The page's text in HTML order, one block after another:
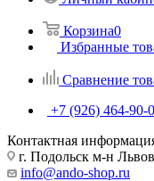
Корзина0
Избранные
Сравнение
+7 (926) 464-90-
Контактная
г. Подольск м-н
info@ando-shop.ru